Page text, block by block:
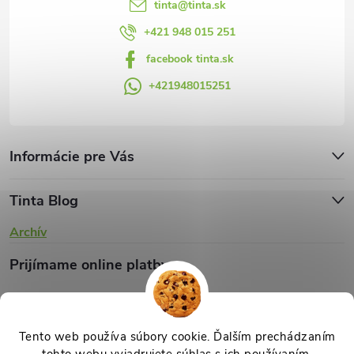
Tento web používa súbory cookie. Ďalším prechádzaním
tinta@tinta.sk
+421 948 015 251
facebook tinta.sk
+421948015251
Informácie pre Vás
Tinta Blog
Archív
Prijímame online platby